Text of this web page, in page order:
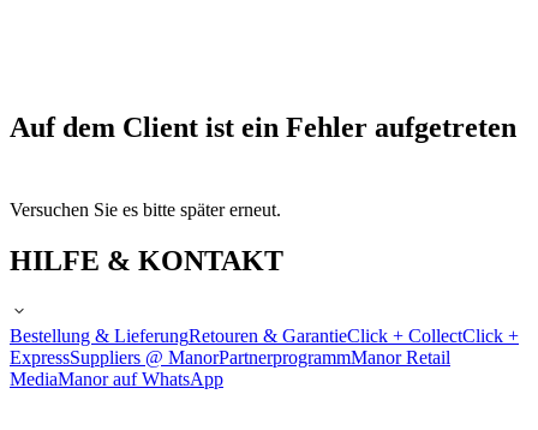
Auf dem Client ist ein Fehler aufgetreten
Versuchen Sie es bitte später erneut.
HILFE & KONTAKT
Bestellung & LieferungRetouren & GarantieClick + CollectClick +
ExpressSuppliers @ ManorPartnerprogrammManor Retail
MediaManor auf WhatsApp